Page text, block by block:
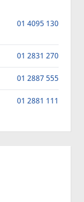
01 4095 130
01 2831 270
01 2887 555
01 2881 111